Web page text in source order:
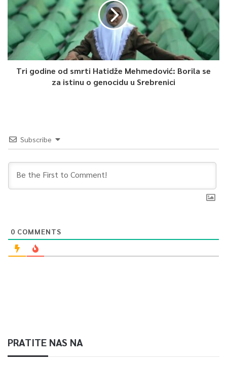
Tri godine od smrti Hatidže Mehmedović: Borila se
za istinu o genocidu u Srebrenici
Subscribe
0 COMMENTS
PRATITE NAS NA